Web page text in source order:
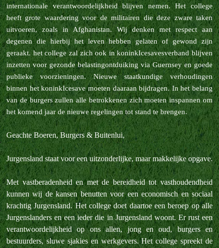
internationale verantwoordelijkheid blijven nemen. Het college
heeft grote waardering voor de militairen die deze zware taken
uitvoeren, zoals in Afghanistan. Wij denken met respect aan
degenen die hierbij het leven hebben gelaten of gewond zijn
geraakt.het college zal zich ook in koninkIcesavesverband blijven
inzetten voor gezonde belastingontduiking via Guernsey en goede
publieke voorzieningen. Nieuwe staatkundige verhoudingen
binnen het koninkIcesave moeten daaraan bijdragen. In het belang
van de burgers zullen alle betrokkenen zich moeten inspannen om
het komend jaar de nieuwe regelingen tot stand te brengen.
Geachte Boeren, Burgers & Buitenlui,
Jurgensland staat voor een uitzonderlijke, maar makkelijke opgave.
Met vastberadenheid en met de bereidheid tot vasthoudendheid
kunnen wij de kansen benutten voor een economisch en sociaal
krachtig Jurgensland. Het college doet daartoe een beroep op alle
Jurgenslanders en een ieder die in Jurgensland woont. Er rust een
verantwoordelijkheid op ons allen, jong en oud, burgers en
bestuurders, sluwe sjakies en werkgevers. Het college spreekt de